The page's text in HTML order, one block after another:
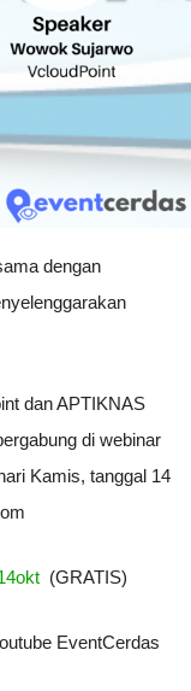
dengan
dan APTIKNAS
di webinar
Kamis, tanggal 14
(GRATIS)
EventCerdas